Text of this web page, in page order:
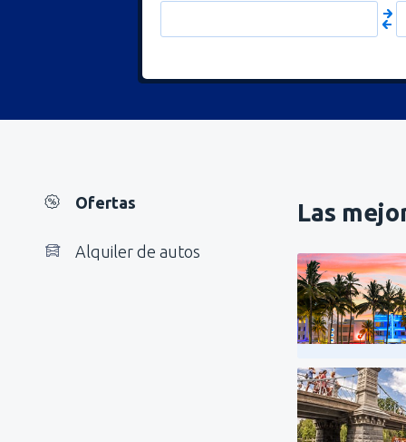
Ofertas
Alquiler de autos
Las